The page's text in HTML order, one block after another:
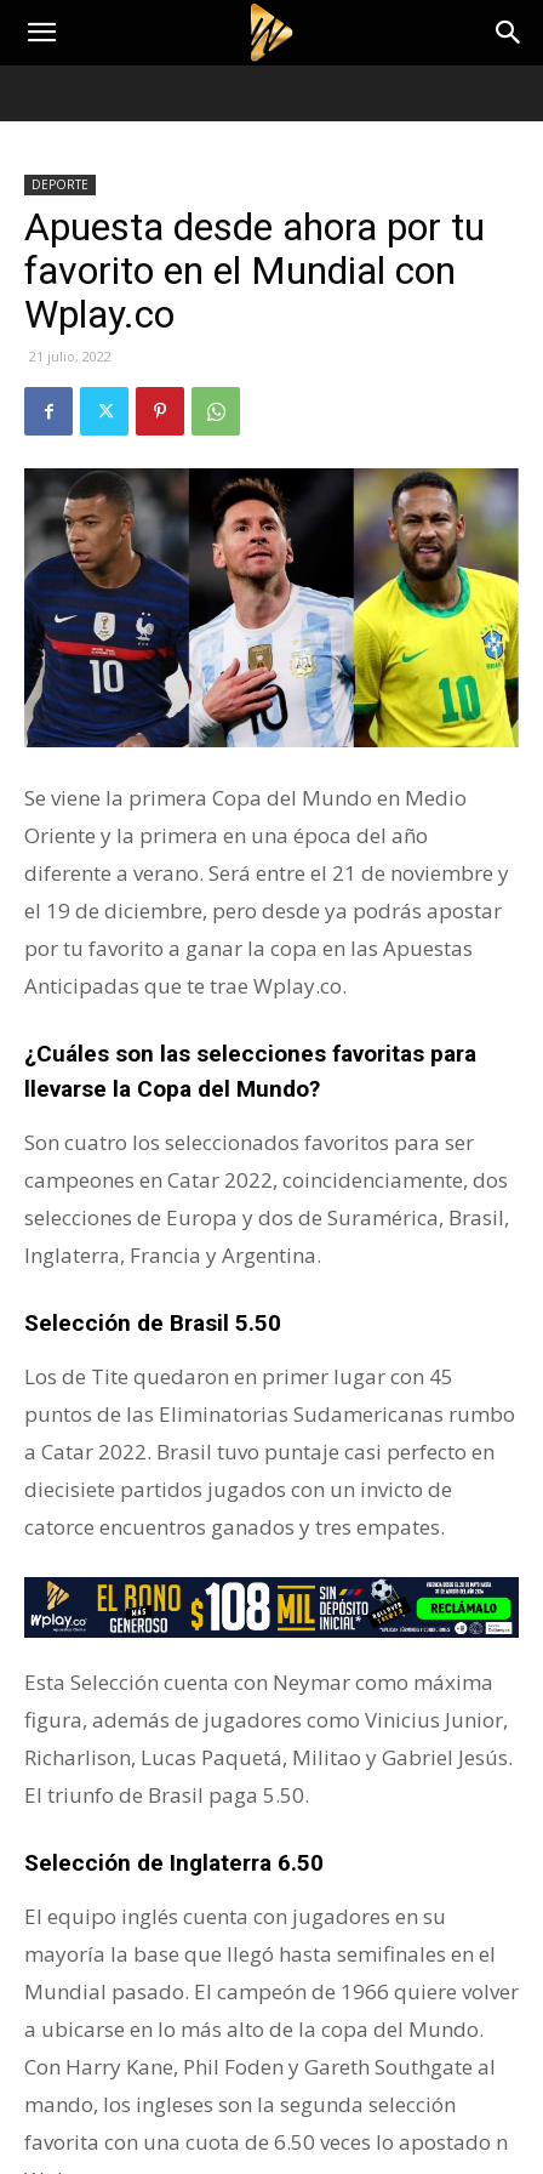
DEPORTE
Apuesta desde ahora por tu
favorito en el Mundial con
Wplay.co
21 julio, 2022
Se viene la primera Copa del Mundo en Medio
Oriente y la primera en una época del año
diferente a verano. Será entre el 21 de noviembre y
el 19 de diciembre, pero desde ya podrás apostar
por tu favorito a ganar la copa en las Apuestas
Anticipadas que te trae Wplay.co.
¿Cuáles son las selecciones favoritas para
llevarse la Copa del Mundo?
Son cuatro los seleccionados favoritos para ser
campeones en Catar 2022, coincidenciamente, dos
selecciones de Europa y dos de Suramérica, Brasil,
Inglaterra, Francia y Argentina.
Selección de Brasil 5.50
Los de Tite quedaron en primer lugar con 45
puntos de las Eliminatorias Sudamericanas rumbo
a Catar 2022. Brasil tuvo puntaje casi perfecto en
diecisiete partidos jugados con un invicto de
catorce encuentros ganados y tres empates.
Esta Selección cuenta con Neymar como máxima
figura, además de jugadores como Vinicius Junior,
Richarlison, Lucas Paquetá, Militao y Gabriel Jesús.
El triunfo de Brasil paga 5.50.
Selección de Inglaterra 6.50
El equipo inglés cuenta con jugadores en su
mayoría la base que llegó hasta semifinales en el
Mundial pasado. El campeón de 1966 quiere volver
a ubicarse en lo más alto de la copa del Mundo.
Con Harry Kane, Phil Foden y Gareth Southgate al
mando, los ingleses son la segunda selección
favorita con una cuota de 6.50 veces lo apostado n